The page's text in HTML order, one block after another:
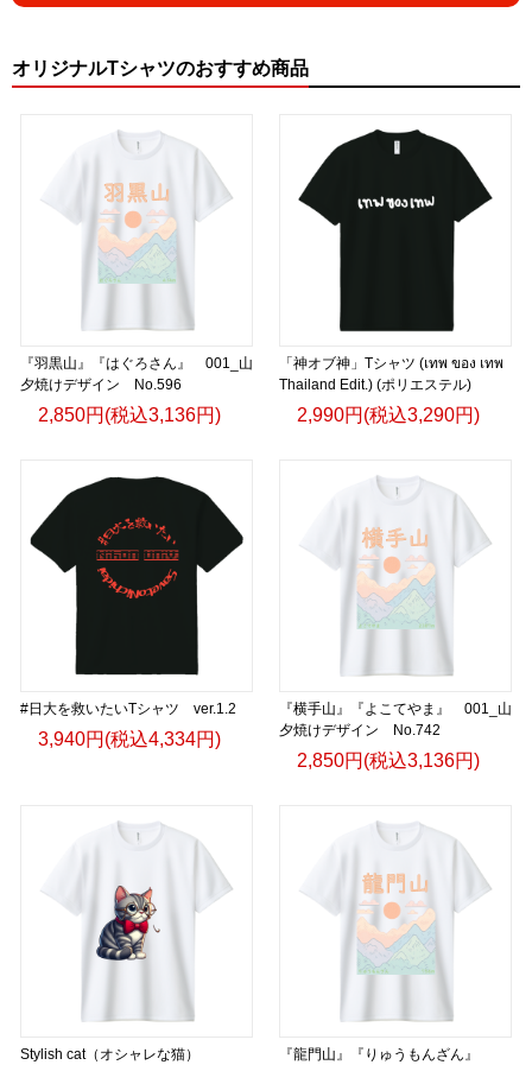
オリジナルTシャツのおすすめ商品
『羽黒山』『はぐろさん』 001_山
夕焼けデザイン No.596
2,850円(税込3,136円)
「神オブ神」Tシャツ (เทพ ของ เทพ
Thailand Edit.) (ポリエステル)
2,990円(税込3,290円)
#日大を救いたいTシャツ ver.1.2
3,940円(税込4,334円)
『横手山』『よこてやま』 001_山
夕焼けデザイン No.742
2,850円(税込3,136円)
Stylish cat（オシャレな猫）
『龍門山』『りゅうもんざん』